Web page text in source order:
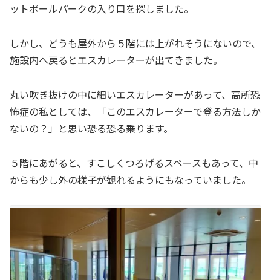
ットボールパークの入り口を探しました。
しかし、どうも屋外から５階には上がれそうにないので、
施設内へ戻るとエスカレーターが出てきました。
丸い吹き抜けの中に細いエスカレーターがあって、高所恐
怖症の私としては、「このエスカレーターで登る方法しか
ないの？」と思い恐る恐る乗ります。
５階にあがると、すこしくつろげるスペースもあって、中
からも少し外の様子が観れるようにもなっていました。